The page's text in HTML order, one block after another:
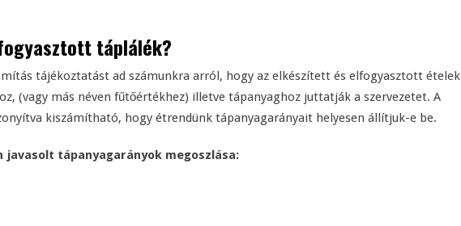
táplálék?
tájékoztatást ad számunkra arról, hogy az elkészített és elfogyasztott ételek
(vagy más néven fűtőértékhez) illetve tápanyaghoz juttatják a szervezetet. A
kiszámítható, hogy étrendünk tápanyagarányait helyesen állítjuk-e be.
javasolt tápanyagarányok megoszlása: